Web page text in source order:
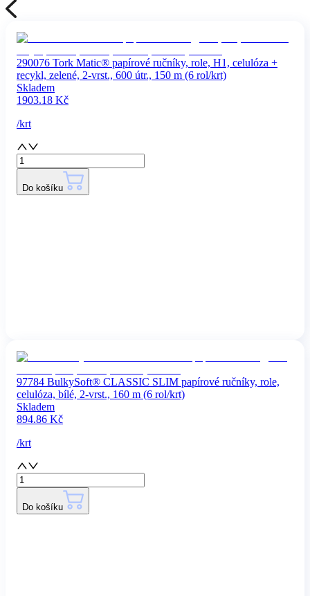
290076 Tork Matic® papírové ručníky, role, H1, celulóza +
recykl, zelené, 2-vrst., 600 útr., 150 m (6 rol/krt)
Skladem
1903.18 Kč
/krt
Do košíku
97784 BulkySoft® CLASSIC SLIM papírové ručníky, role,
celulóza, bílé, 2-vrst., 160 m (6 rol/krt)
Skladem
894.86 Kč
/krt
Do košíku